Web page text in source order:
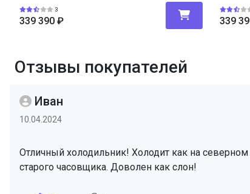
3
339 390 ₽ 339
Отзывы покупателей
Иван
10.04.2024
Отличный холодильник! Холодит как на
старого часовщика. Доволен как слон!